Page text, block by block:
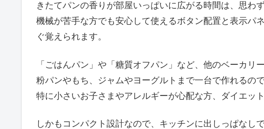
きたてパンの香りが部屋いっぱいに広がる時間は、思わ
機械が苦手な方でも安心して使えるボタン配置と表示パ
ぐ覚えられます。
「ごはんパン」や「糖質オフパン」など、他のベーカリ
粉パンやもち、ジャムやヨーグルトまで一台で作れるの
特に小さいお子さまやアレルギーが心配な方、ダイエッ
しかもコンパクト設計なので、キッチンに出しっぱなし